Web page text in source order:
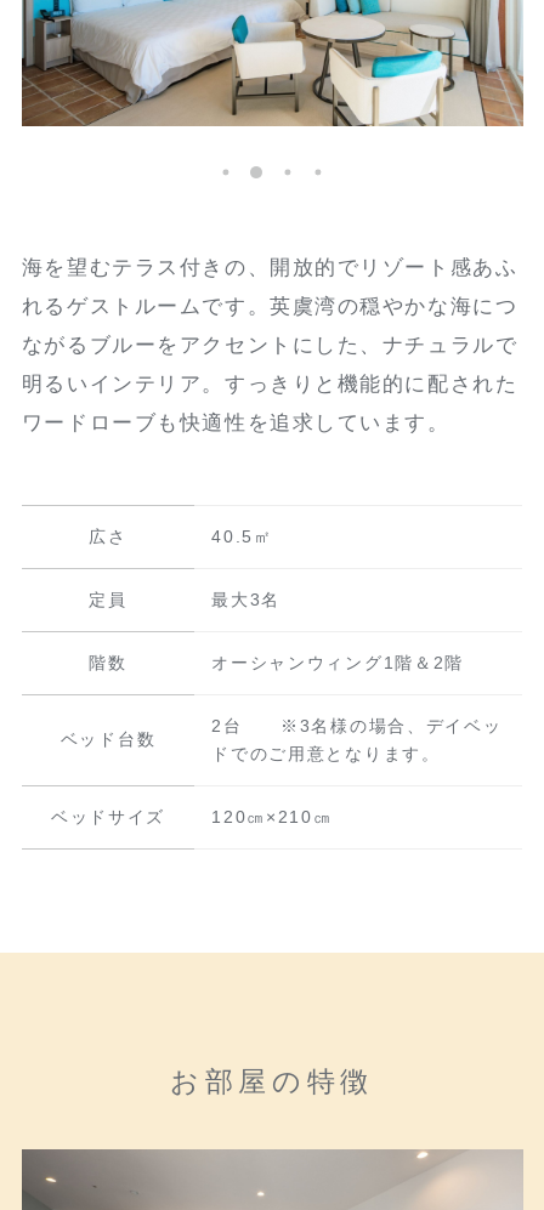
海を望むテラス付きの、開放的でリゾート感あふ
れるゲストルームです。英虞湾の穏やかな海につ
ながるブルーをアクセントにした、ナチュラルで
明るいインテリア。すっきりと機能的に配された
ワードローブも快適性を追求しています。
広さ 40.5㎡
定員 最大3名
階数 オーシャンウィング1階＆2階
ベッド台数
2台 ※3名様の場合、デイベッ
ドでのご用意となります。
ベッドサイズ 120㎝×210㎝
お部屋の特徴